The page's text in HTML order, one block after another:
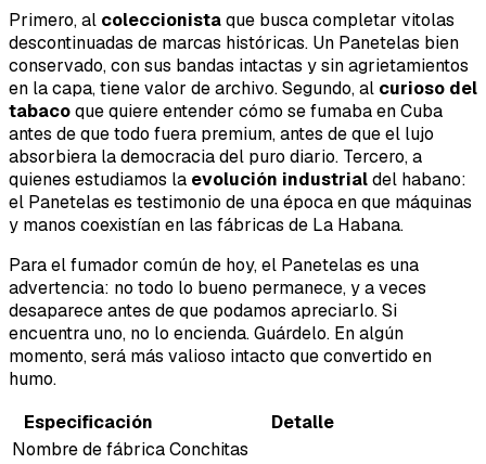
Primero, al coleccionistaque busca completar vitolas
descontinuadas de marcas históricas. Un Panetelas bien
conservado, con sus bandas intactas y sin agrietamientos
en la capa, tiene valor de archivo. Segundo, al curioso del
tabacoque quiere entender cómo se fumaba en Cuba
antes de que todo fuera premium, antes de que el lujo
absorbiera la democracia del puro diario. Tercero, a
quienes estudiamos la evolución industrialdel habano:
el Panetelas es testimonio de una época en que máquinas
y manos coexistían en las fábricas de La Habana.
Para el fumador común de hoy, el Panetelas es una
advertencia: no todo lo bueno permanece, y a veces
desaparece antes de que podamos apreciarlo. Si
encuentra uno, no lo encienda. Guárdelo. En algún
momento, será más valioso intacto que convertido en
humo.
Especificación
Detalle
Nombre de fábricaConchitas